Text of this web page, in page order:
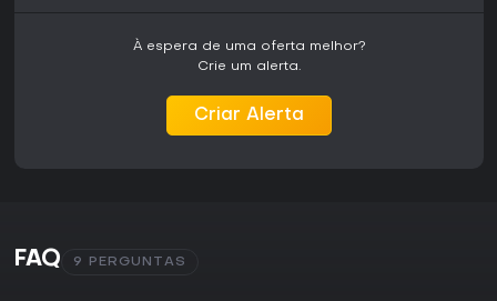
À espera de uma oferta melhor?
Crie um alerta.
Criar Alerta
FAQ 9 PERGUNTAS